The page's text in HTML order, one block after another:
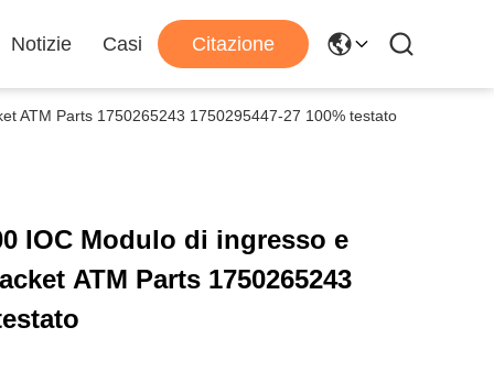
Notizie Casi Citazione
ATM Parts 1750265243 1750295447-27 100% testato
IOC Modulo di ingresso e
ATM Parts 1750265243